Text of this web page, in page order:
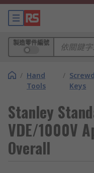
製造零件編號
/ Hand
Tools
/
Keys
Stanley
VDE/1000V
Overall